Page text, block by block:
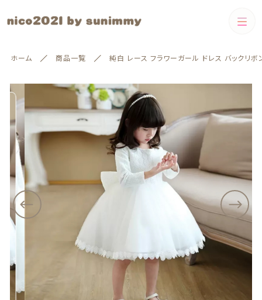
ホーム 商品一覧 純白 レース フラワーガール ドレス バックリボ
カートに商品を追加しました
ン
サイズ
配送方法
カラー
（税込）
カートを確認する
カテゴリー
Boys Girls
❃即納
すべて
Boys
Girls
❃即納
100cm
絞り込み検索
親カテゴリー
子カテゴリー